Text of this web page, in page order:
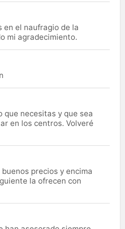
en el naufragio de la
mi agradecimiento.
que necesitas y que sea
en los centros. Volveré
precios y encima
la ofrecen con